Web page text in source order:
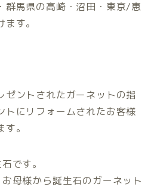
群馬県の高崎・沼田・東京/恵
す。
ゼントされたガーネットの指
トにリフォームされたお客様
。
です。
母様から誕生石のガーネット